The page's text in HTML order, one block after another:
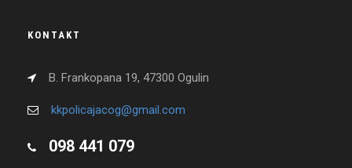
KONTAKT
B. Frankopana 19, 47300 Ogulin
kkpolicajacog@gmail.com
098 441 079